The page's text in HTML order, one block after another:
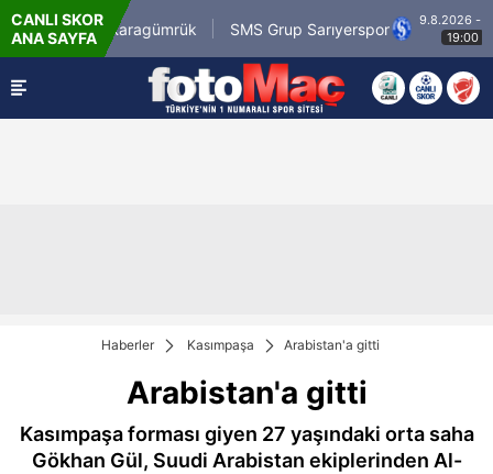
CANLI SKOR
ANA SAYFAKaragümrük SMS Grup Sarıyerspor
9.8.2026 - Paz
Haberler Kasımpaşa Arabistan'a gitti
Arabistan'a gitti
Kasımpaşa forması giyen 27 yaşındaki orta saha
Gökhan Gül, Suudi Arabistan ekiplerinden Al-